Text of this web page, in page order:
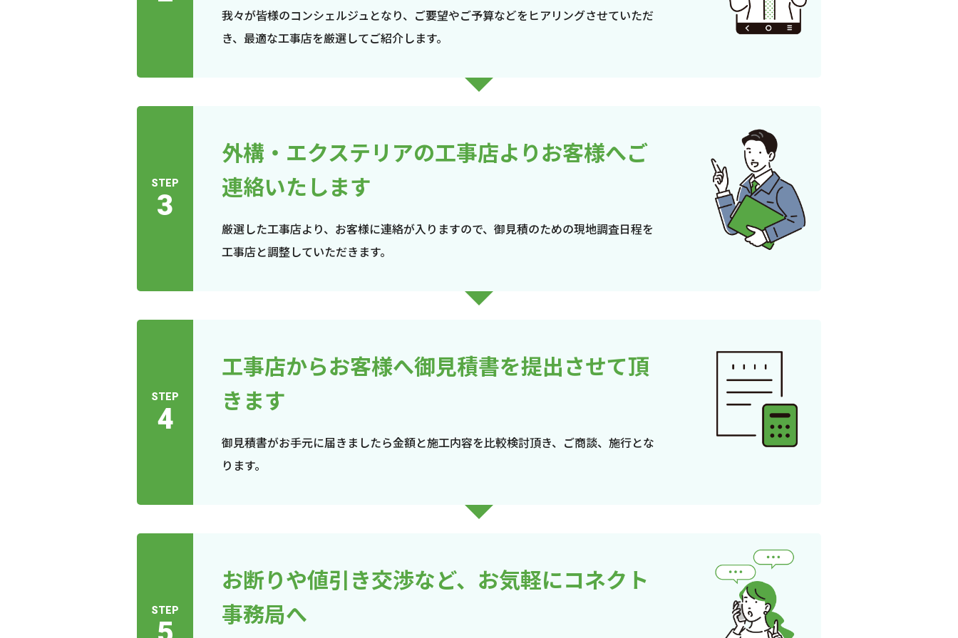
我々が皆様のコンシェルジュとなり、ご要望やご予算などをヒアリングさせていただ
き、最適な工事店を厳選してご紹介します。
STEP
3
外構・エクステリアの工事店よりお客様へご
連絡いたします
厳選した工事店より、お客様に連絡が入りますので、御見積のための現地調査日程を
工事店と調整していただきます。
STEP
4
工事店からお客様へ御見積書を提出させて頂
きます
御見積書がお手元に届きましたら金額と施工内容を比較検討頂き、ご商談、施行とな
ります。
STEP
お断りや値引き交渉など、お気軽にコネクト
事務局へ